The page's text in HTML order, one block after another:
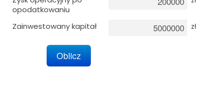
Biznes
Ekonomia
opodatkowaniu
Zainwestowany kapitał zł